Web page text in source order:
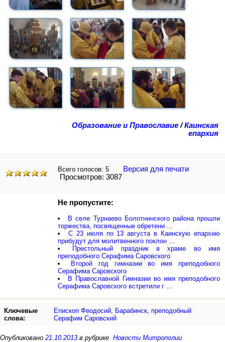
Образование и Православие /Каинская
епархия
Всего голосов: 5
Версия для печати
Просмотров: 3087
Не пропустите:
В селе Турнаево Болотнинского района прошли
торжества, посвященные обретени ...
С 23 июля по 13 августа в Каинскую епархию
прибудут для молитвенного поклон ...
Престольный праздник в храме во имя
преподобного Серафима Саровского
Второй год гимназии во имя преподобного
Серафима Саровского
В Православной Гимназии во имя преподобного
Серафима Саровского встретили г ...
Ключевые
слова:
Епископ Феодосий, Барабинск, преподобный
Серафим Саровский
Опубликовано 21.10.2013 в рубрике Новости Митрополии